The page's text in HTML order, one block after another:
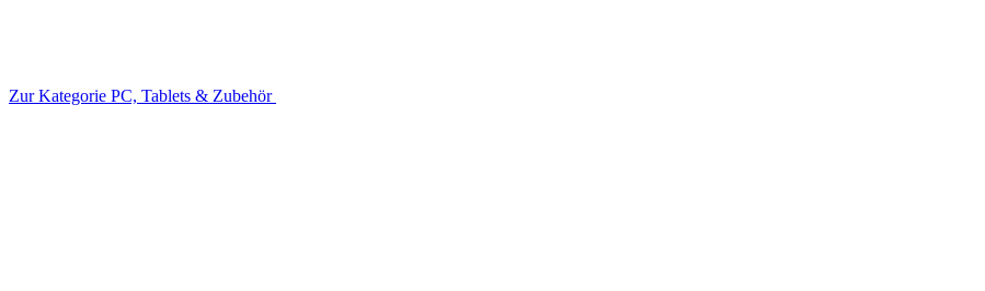
Zur Kategorie PC, Tablets & Zubehör